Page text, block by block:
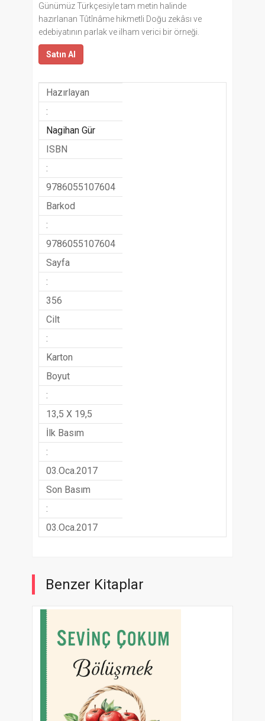
Günümüz Türkçesiyle tam metin halinde
hazırlanan Tûtînâme hikmetli Doğu zekâsı ve
edebiyatının parlak ve ilham verici bir örneği.
Satın Al
Hazırlayan
:
Nagihan Gür
ISBN
:
9786055107604
Barkod
:
9786055107604
Sayfa
:
356
Cilt
:
Karton
Boyut
:
13,5 X 19,5
İlk Basım
:
03.Oca.2017
Son Basım
:
03.Oca.2017
Benzer Kitaplar